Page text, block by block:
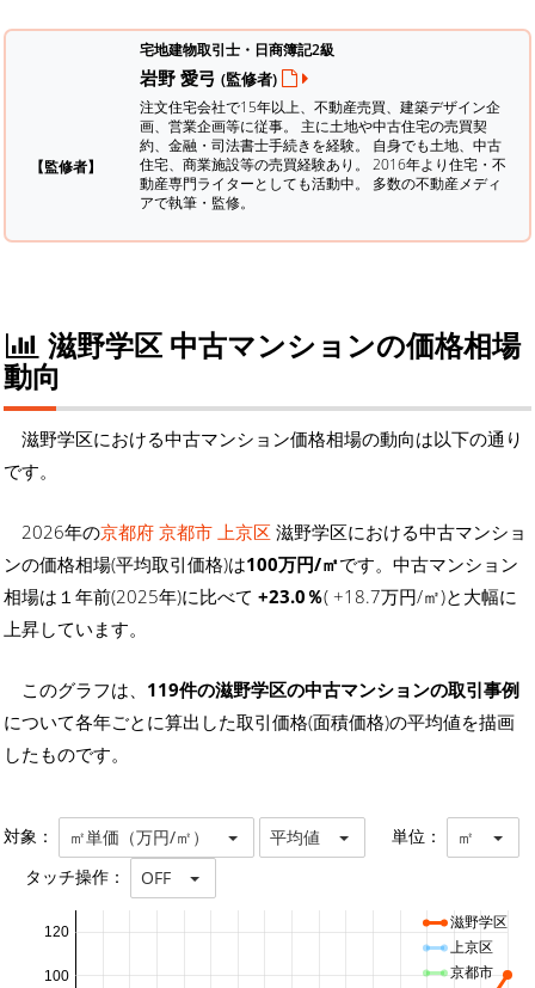
【監修者】
宅地建物取引士・日商簿記2級
岩野 愛弓 (監修者)
注文住宅会社で15年以上、不動産売買、建築デザイン企
画、営業企画等に従事。 主に土地や中古住宅の売買契
約、金融・司法書士手続きを経験。 自身でも土地、中古
住宅、商業施設等の売買経験あり。 2016年より住宅・不
動産専門ライターとしても活動中。 多数の不動産メディ
アで執筆・監修。
滋野学区 中古マンションの価格相場
動向
滋野学区における中古マンション価格相場の動向は以下の通り
です。
2026年の京都府 京都市 上京区 滋野学区における中古マンショ
ンの価格相場(平均取引価格)は100万円/㎡です。中古マンション
相場は１年前(2025年)に比べて +23.0％( +18.7万円/㎡)と大幅に
上昇しています。
このグラフは、 119件の滋野学区の中古マンションの取引事例
について各年ごとに算出した取引価格(面積価格)の平均値を描画
したものです。
対象： ㎡単価（万円/㎡） 平均値 単位： ㎡
タッチ操作： OFF
100
120
滋野学区
上京区
京都市